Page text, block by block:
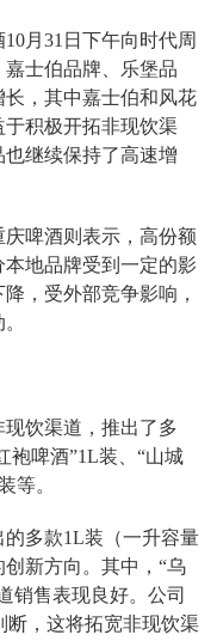
月31日下午向时代周
士伯品牌、乐堡品
，其中嘉士伯和风花
积极开拓非现饮渠
继续保持了高速增
啤酒则表示，高份额
地品牌受到一定的影
，受外部竞争影响，
饮渠道，推出了多
袍啤酒”1L装、“山城
等。
多款1L装（一升容量
新方向。其中，“乌
销售表现良好。公司
断，这将拓宽非现饮渠